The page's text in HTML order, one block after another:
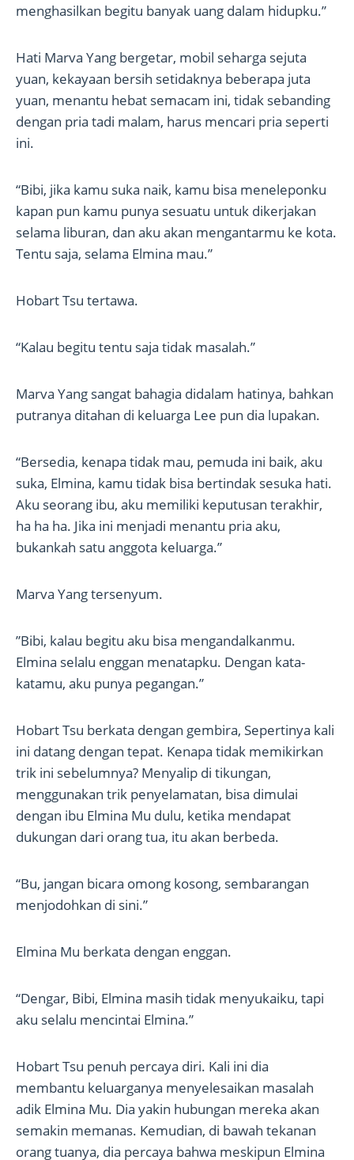
menghasilkan begitu banyak uang dalam hidupku.”
Hati Marva Yang bergetar, mobil seharga sejuta
yuan, kekayaan bersih setidaknya beberapa juta
yuan, menantu hebat semacam ini, tidak sebanding
dengan pria tadi malam, harus mencari pria seperti
ini.
“Bibi, jika kamu suka naik, kamu bisa meneleponku
kapan pun kamu punya sesuatu untuk dikerjakan
selama liburan, dan aku akan mengantarmu ke kota.
Tentu saja, selama Elmina mau.”
Hobart Tsu tertawa.
“Kalau begitu tentu saja tidak masalah.”
Marva Yang sangat bahagia didalam hatinya, bahkan
putranya ditahan di keluarga Lee pun dia lupakan.
“Bersedia, kenapa tidak mau, pemuda ini baik, aku
suka, Elmina, kamu tidak bisa bertindak sesuka hati.
Aku seorang ibu, aku memiliki keputusan terakhir,
ha ha ha. Jika ini menjadi menantu pria aku,
bukankah satu anggota keluarga.”
Marva Yang tersenyum.
”Bibi, kalau begitu aku bisa mengandalkanmu.
Elmina selalu enggan menatapku. Dengan kata-
katamu, aku punya pegangan.”
Hobart Tsu berkata dengan gembira, Sepertinya kali
ini datang dengan tepat. Kenapa tidak memikirkan
trik ini sebelumnya? Menyalip di tikungan,
menggunakan trik penyelamatan, bisa dimulai
dengan ibu Elmina Mu dulu, ketika mendapat
dukungan dari orang tua, itu akan berbeda.
“Bu, jangan bicara omong kosong, sembarangan
menjodohkan di sini.”
Elmina Mu berkata dengan enggan.
“Dengar, Bibi, Elmina masih tidak menyukaiku, tapi
aku selalu mencintai Elmina.”
Hobart Tsu penuh percaya diri. Kali ini dia
membantu keluarganya menyelesaikan masalah
adik Elmina Mu. Dia yakin hubungan mereka akan
semakin memanas. Kemudian, di bawah tekanan
orang tuanya, dia percaya bahwa meskipun Elmina